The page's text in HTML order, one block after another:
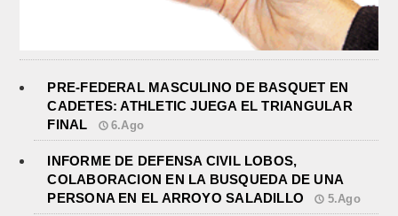
PRE-FEDERAL MASCULINO DE BASQUET EN
CADETES: ATHLETIC JUEGA EL TRIANGULAR
FINAL
6.Ago
INFORME DE DEFENSA CIVIL LOBOS,
COLABORACION EN LA BUSQUEDA DE UNA
PERSONA EN EL ARROYO SALADILLO
5.Ago